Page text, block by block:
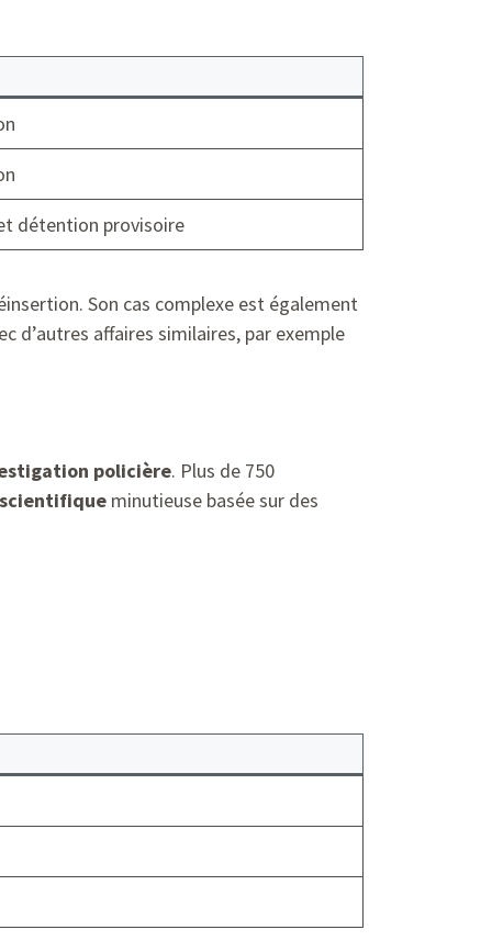
détention provisoire
Son cas complexe est également
d’autres affaires similaires, par exemple
policière. Plus de 750
minutieuse basée sur des